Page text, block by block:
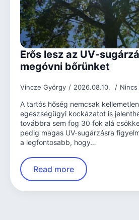
Erős lesz az UV-
megóvni bőrünket
Vincze György 2026.08.10.
A tartós hőség nemcsak
egészségügyi kockázatot is
továbbra sem fog 30 fok alá
pedig magas UV-sugárzásra
a legfontosabb, hogy…
Read more